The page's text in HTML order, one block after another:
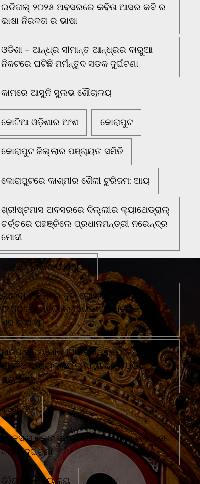
ଇଡିତାଲ୍ ୨୦୨୫ ଅବସରରେ କବିତା ଆସର କବି ର
ଭାଷା ନିରବତା ର ଭାଷା
ଓଡିଶା - ଆନ୍ଧ୍ର ସୀମାନ୍ତ ଆନ୍ଧ୍ରର ବାରୁଆ
ନିକଟରେ ଘଟିଛି ମର୍ମନ୍ତୁଦ ସଡକ ଦୁର୍ଘଟଣା
କାମରେ ଆସୁନି ସୁଲଭ ଶୌଚାଳୟ
କୋଟିଆ ଓଡ଼ିଶାର ଅଂଶ କୋରାପୁଟ
କୋରାପୁଟ ଜିଲ୍ଲାର ପଞ୍ଚାୟତ ସମିତି
କୋରାପୁଟରେ କାଶ୍ମୀର ଶୈଳୀ ଟୁରିଜମ: ଆୟ
ଖ୍ରୀଷ୍ଟମାସ ଅବସରରେ ଦିଲ୍ଲୀର କ୍ୟାଥେଡ୍ରାଲ୍
ଚର୍ଚ୍ଚରେ ପହଞ୍ଚିଲେ ପ୍ରଧାନମନ୍ତ୍ରୀ ନରେନ୍ଦ୍ର
ମୋଦୀ
ଗଜପତି ଜିଲ୍ଲା ପାଇଁ ଦୁଃଖ
ଗାଇବା ଗ୍ରାମରେ ଦୁଇ ଗୋଷ୍ଠୀ ମୁହାଁ ମୁହିଁରାତି
12.30 ରେ ପହଁଚିଲେ ଆରକ୍ଷୀ ଅଧିକ୍ଷକ ଏବଂ
ଏସ ଡି ପି ଓ
ଛାତ୍ର ମୃତ୍ୟୁ ପାଇଁ KIIT ବିଶ୍ୱବିଦ୍ୟାଳୟର
'ଅବୈଧ କାର୍ଯ୍ୟକଳାପ'କୁ ଦାୟୀ କରିଛି UGC
ପ୍ୟାନେଲ
ଜଣେ ମୃତ
ଟେକ୍ସାସ ନିକଟ ସମୁଦ୍ରରେ ମେକ୍ସିକୋ ନୌସେନା
ବିମାନ ଦୁର୍ଘଟଣା
ଡି)ଉଚ୍ଚ ବିଦ୍ୟାଳୟ